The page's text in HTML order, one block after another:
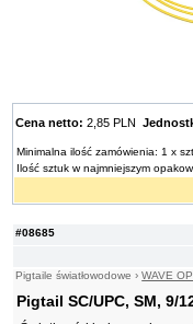
#08685
Pigtaile światłowodowe ›WAVE
Pigtail SC/UPC, SM, 9/
Cena netto: 2,85 PLN
Minimalna ilość zamówienia: 1 x szt
Ilość sztuk w najmniejszym